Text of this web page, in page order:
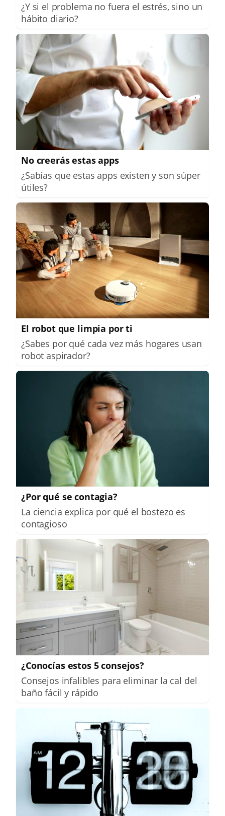
¿Y si el problema no fuera el estrés, sino un
hábito diario?
No creerás estas apps
¿Sabías que estas apps existen y son súper
útiles?
El robot que limpia por ti
¿Sabes por qué cada vez más hogares usan
robot aspirador?
¿Por qué se contagia?
La ciencia explica por qué el bostezo es
contagioso
¿Conocías estos 5 consejos?
Consejos infalibles para eliminar la cal del
baño fácil y rápido